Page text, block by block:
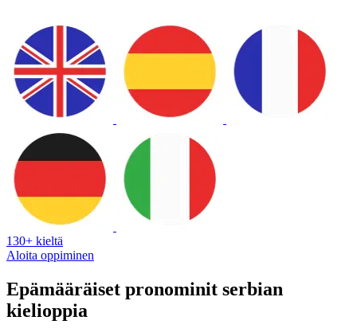
130+ kieltä
Aloita oppiminen
Epämääräiset pronominit serbian
kielioppia